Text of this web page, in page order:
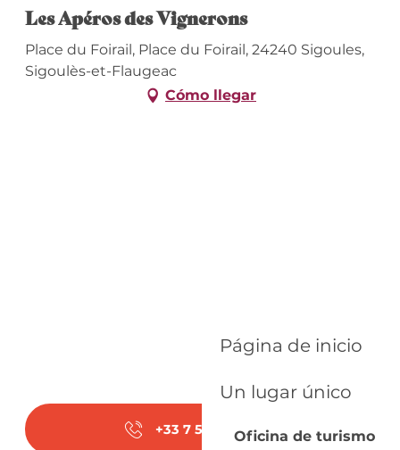
Página de inicio
Un lugar único
Oficina de turismo
Les Apéros des Vignerons
Place du Foirail, Place du Foirail, 24240 Sigoules,
Sigoulès-et-Flaugeac
Cómo llegar
+33 7 56 45 06 ▒▒